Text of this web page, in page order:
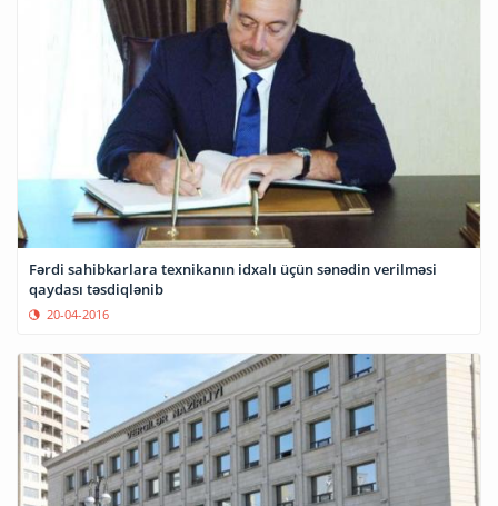
Fərdi sahibkarlara texnikanın idxalı üçün sənədin verilməsi
qaydası təsdiqlənib
20-04-2016